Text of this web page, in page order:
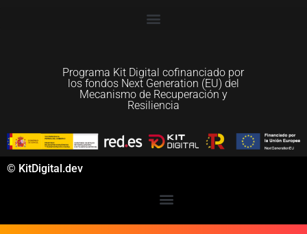
Programa Kit Digital cofinanciado por
los fondos Next Generation (EU) del
Mecanismo de Recuperación y
Resiliencia
© KitDigital.dev